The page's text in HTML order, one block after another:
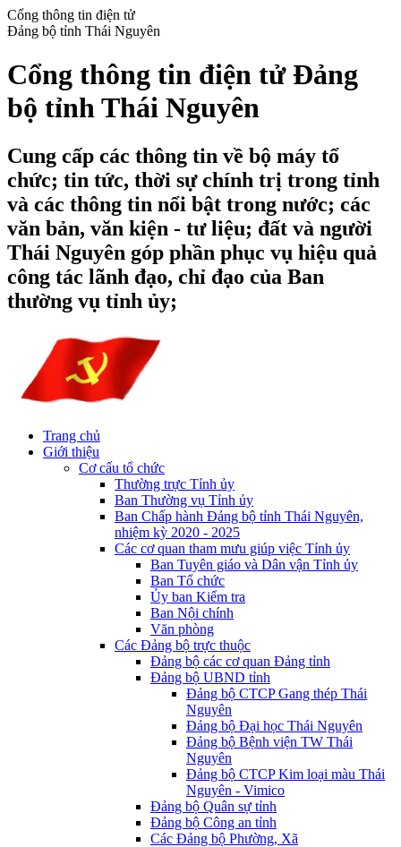
Cổng thông tin điện tử
Đảng bộ tỉnh Thái Nguyên
Cổng thông tin điện tử Đảng
bộ tỉnh Thái Nguyên
Cung cấp các thông tin về bộ máy tổ
chức; tin tức, thời sự chính trị trong tỉnh
và các thông tin nổi bật trong nước; các
văn bản, văn kiện - tư liệu; đất và người
Thái Nguyên góp phần phục vụ hiệu quả
công tác lãnh đạo, chỉ đạo của Ban
thường vụ tỉnh ủy;
Trang chủ
Giới thiệu
Cơ cấu tổ chức
Thường trực Tỉnh ủy
Ban Thường vụ Tỉnh ủy
Ban Chấp hành Đảng bộ tỉnh Thái Nguyên,
nhiệm kỳ 2020 - 2025
Các cơ quan tham mưu giúp việc Tỉnh ủy
Ban Tuyên giáo và Dân vận Tỉnh ủy
Ban Tổ chức
Ủy ban Kiểm tra
Ban Nội chính
Văn phòng
Các Đảng bộ trực thuộc
Đảng bộ các cơ quan Đảng tỉnh
Đảng bộ UBND tỉnh
Đảng bộ CTCP Gang thép Thái
Nguyên
Đảng bộ Đại học Thái Nguyên
Đảng bộ Bệnh viện TW Thái
Nguyên
Đảng bộ CTCP Kim loại màu Thái
Nguyên - Vimico
Đảng bộ Quân sự tỉnh
Đảng bộ Công an tỉnh
Các Đảng bộ Phường, Xã